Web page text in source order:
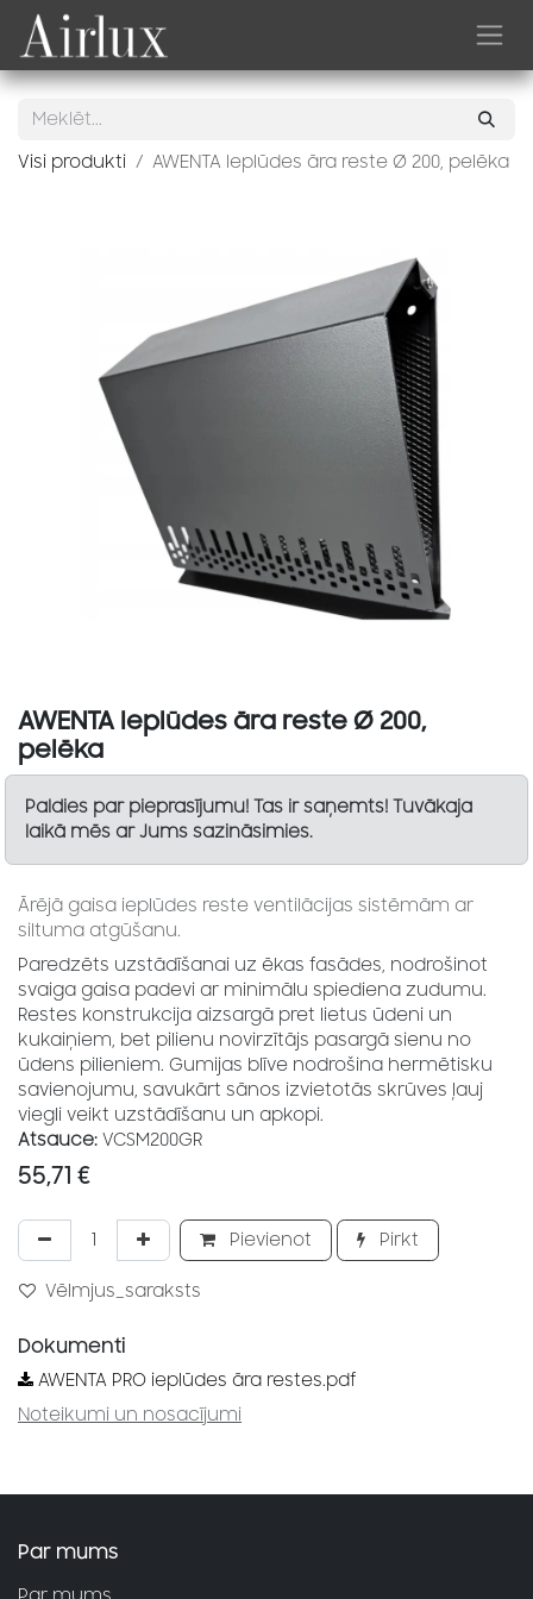
Skip to Content
Visi produkti AWENTA Ieplūdes āra reste Ø 200, pelēka
AWENTA Ieplūdes āra reste Ø 200,
pelēka
Paldies par pieprasījumu! Tas ir saņemts! Tuvākaja
laikā mēs ar Jums sazināsimies.
Ārējā gaisa ieplūdes reste ventilācijas sistēmām ar
siltuma atgūšanu.
Paredzēts uzstādīšanai uz ēkas fasādes, nodrošinot
svaiga gaisa padevi ar minimālu spiediena zudumu.
Restes konstrukcija aizsargā pret lietus ūdeni un
kukaiņiem, bet pilienu novirzītājs pasargā sienu no
ūdens pilieniem. Gumijas blīve nodrošina hermētisku
savienojumu, savukārt sānos izvietotās skrūves ļauj
viegli veikt uzstādīšanu un apkopi.
Atsauce: VCSM200GR
55,71 €
Pievienot Pirkt
Vēlmjus_saraksts
Dokumenti
AWENTA PRO ieplūdes āra restes.pdf
Noteikumi un nosacījumi
Par mums